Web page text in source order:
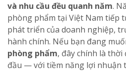
và nhu cầu đều quanh năm.
phòng phẩm tại Việt Nam tiếp
phát triển của doanh nghiệp,
hành chính. Nếu bạn đang
phòng phẩm, đây chính là
đầu — với tiềm năng lợi nhuận